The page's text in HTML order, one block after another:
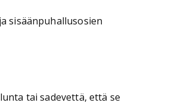
sisäänpuhallusosien
tai sadevettä, että se